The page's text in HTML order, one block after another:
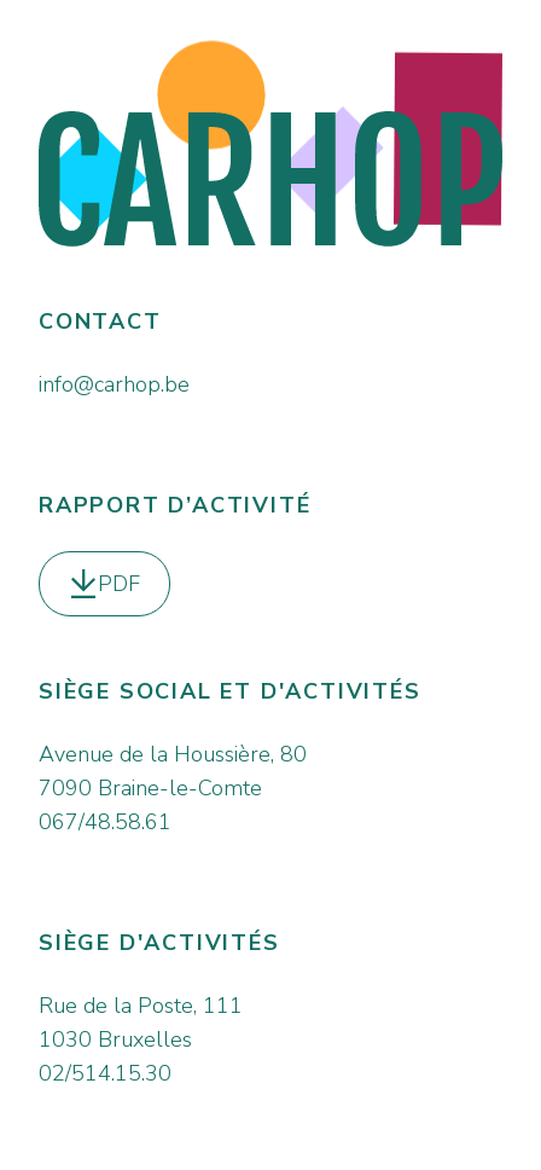
CONTACT
info@carhop.be
RAPPORT D’ACTIVITÉ
Télécharger le
PDF
SIÈGE SOCIAL ET D'ACTIVITÉS
Avenue de la Houssière, 80
7090 Braine-le-Comte
067/48.58.61
SIÈGE D'ACTIVITÉS
Rue de la Poste, 111
1030 Bruxelles
02/514.15.30